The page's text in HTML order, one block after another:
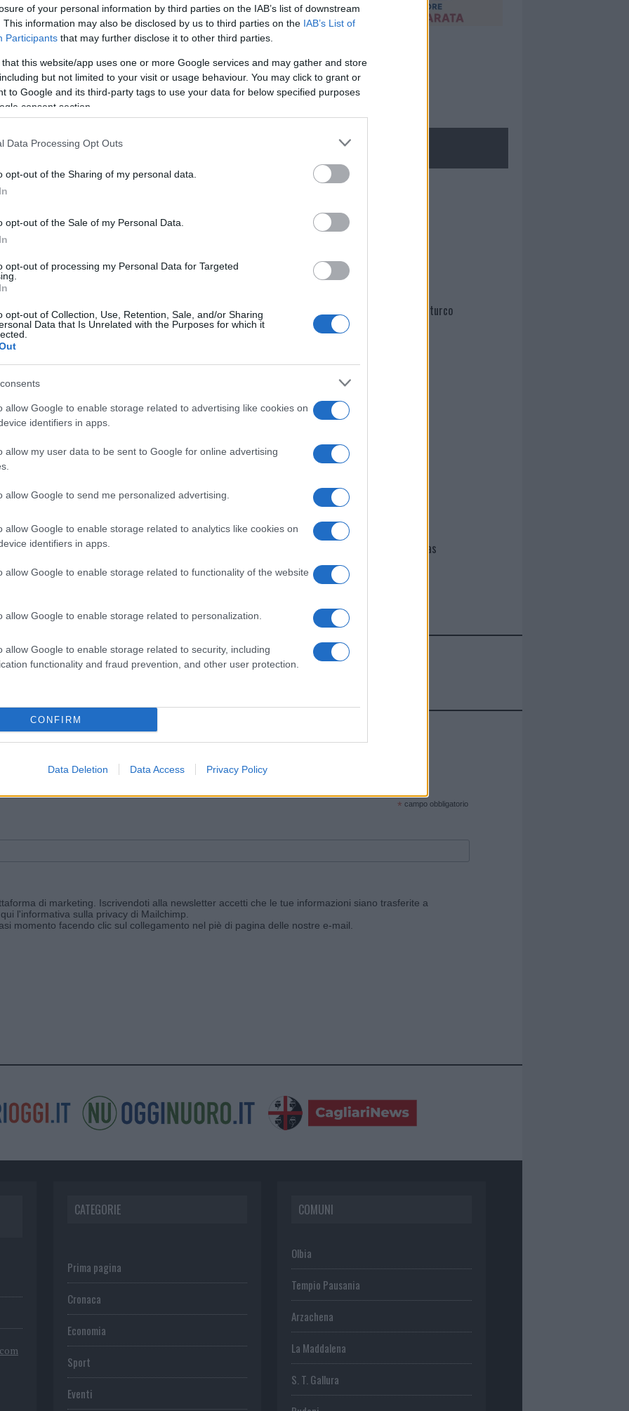
of your personal information by third parties on the IAB’s list of downstream
This information may also be disclosed by us to third parties on the IAB’s List of
Participants that may further disclose it to other third parties.
that this website/app uses one or more Google services and may gather and store
but not limited to your visit or usage behaviour. You may click to grant or
to Google and its third-party tags to use your data for below specified purposes
consent section.
Data Processing Opt Outs
opt-out of the Sharing of my personal data.
opt-out of the Sale of my Personal Data.
opt-out of processing my Personal Data for Targeted
opt-out of Collection, Use, Retention, Sale, and/or Sharing
Data that Is Unrelated with the Purposes for which it
allow Google to enable storage related to advertising like cookies on
identifiers in apps.
allow my user data to be sent to Google for online advertising
allow Google to send me personalized advertising.
allow Google to enable storage related to analytics like cookies on
identifiers in apps.
allow Google to enable storage related to functionality of the website
allow Google to enable storage related to personalization.
allow Google to enable storage related to security, including
functionality and fraud prevention, and other user protection.
CONFIRM
Data Deletion Data Access Privacy Policy
differentefin dai primi momenti. Masia ha
, ma di aver cercato di separare i due
il caso, ritenendo chenon vi siano
nella sezione Login
Prossimo articolo
NECROLOGIE
Martina Agostina Diturco
I nostri cari
I nostri cari
Giovannimaria Cabras
Invia un Comunicato Stampa|Pubblicità|Segnala
e ricevi le nostre email periodiche contenenti le ultime notizie pubblicate sul sito web!
* campo obbligatorio
di marketing. Iscrivendoti alla newsletter accetti che le tue informazioni siano trasferite a
l'informativa sulla privacy di Mailchimp
momento facendo clic sul collegamento nel piè di pagina delle nostre e-mail.
CATEGORIE
Prima pagina
Cronaca
Economia
Sport
Eventi
COMUNI
Olbia
Tempio Pausania
Arzachena
La Maddalena
S. T. Gallura